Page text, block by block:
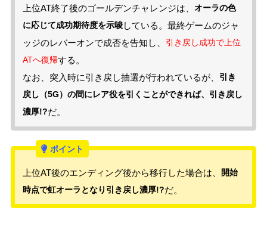
上位AT終了後のゴールデンチャレンジは、オーラの色
に応じて成功期待度を示唆している。最終ゲームのジャ
ッジのレバーオンで成否を告知し、 引き戻し成功で上位
ATへ復帰する。
なお、突入時に引き戻し抽選が行われているが、 引き
戻し（5G）の間にレア役を引くことができれば、引き戻し
濃厚!?だ。
上位AT後のエンディング後から移行した場合は、
開始
時点で虹オーラとなり引き戻し濃厚!?だ。